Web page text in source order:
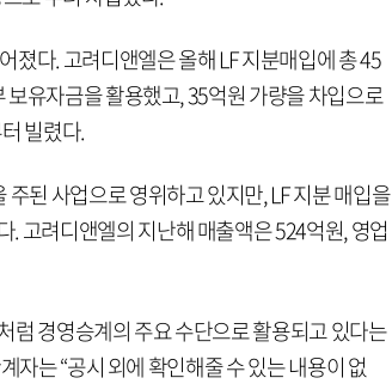
졌다. 고려디앤엘은 올해 LF 지분매입에 총 45
유자금을 활용했고, 35억원 가량을 차입으로
빌렸다.
된 사업으로 영위하고 있지만, LF 지분 매입을
고려디앤엘의 지난해 매출액은 524억원, 영업
럼 경영승계의 주요 수단으로 활용되고 있다는
자는 “공시 외에 확인해줄 수 있는 내용이 없